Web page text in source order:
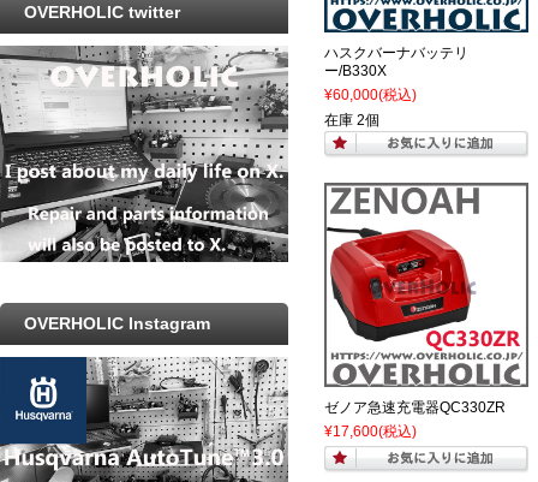
ハスクバーナバッテリ
ー/B330X
¥60,000(税込)
在庫 2個
ゼノア急速充電器QC330ZR
¥17,600(税込)
OVERHOLIC twitter
OVERHOLIC Instagram